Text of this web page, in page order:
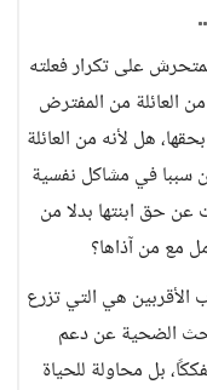
على تكرار فعلته
العائلة من المفترض
هل لأنه من العائلة
في مشاكل نفسية
عن حق ابنتها بدلا من
مع من آذاها؟
الأقربين هي التي تزرع
الضحية عن دعم
بل محاولة للحياة